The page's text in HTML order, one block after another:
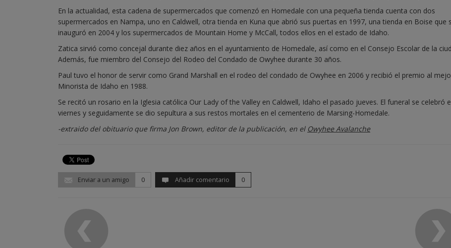
En la actualidad, esta cadena de supermercados que comenzó en Homedale con una pequeña tienda cuenta con dos
supermercados en Nampa, uno en Caldwell, otra tienda en Kuna que abrió sus puertas en 1997, una tienda en Boise que
inauguró en 2004 y los supermercados de Mountain Home y McCall, todos ellos en el estado de Idaho.
Zatica sirvió como concejal durante diez años en el ayuntamiento de Homedale, así como en el Consejo Escolar de la
Además, fue miembro del Consejo del Rodeo del Condado de Owyhee durante 30 años.
Paul tuvo el honor de servir como Grand Marshall en el rodeo del condado de Owyhee en 2006 y recibió el premio al
Minorista de Idaho en 1988.
Se recitó un rosario en la Iglesia católica Our Lady of the Valley en Caldwell, Idaho el pasado jueves. El funeral se celebró
viernes y seguidamente se dio sepultura a sus restos mortales en el cementerio de Marsing-Homedale.
-extraido del obituario que firma Jon Brown, editor de la publicación, en el Owyhee Avalanche
Enviar a un amigo 0 Añadir comentario 0